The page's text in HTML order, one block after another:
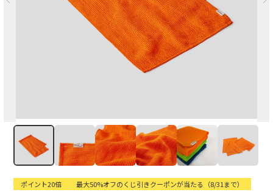
ポイント20倍 最大50%オフのくじ引きクーポンが当たる（8/31まで）